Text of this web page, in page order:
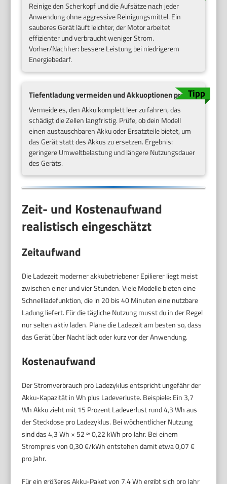
Reinige den Scherkopf und die Aufsätze nach jeder
Anwendung ohne aggressive Reinigungsmittel. Ein
sauberes Gerät läuft leichter, der Motor arbeitet
effizienter und verbraucht weniger Strom.
Vorher/Nachher: bessere Leistung bei niedrigerem
Energiebedarf.
Tiefentladung vermeiden und Akkuoptionen prüfen
Vermeide es, den Akku komplett leer zu fahren, das
schädigt die Zellen langfristig. Prüfe, ob dein Modell
einen austauschbaren Akku oder Ersatzteile bietet, um
das Gerät statt des Akkus zu ersetzen. Ergebnis:
geringere Umweltbelastung und längere Nutzungsdauer
des Geräts.
Zeit- und Kostenaufwand
realistisch eingeschätzt
Zeitaufwand
Die Ladezeit moderner akkubetriebener Epilierer liegt meist
zwischen einer und vier Stunden. Viele Modelle bieten eine
Schnellladefunktion, die in 20 bis 40 Minuten eine nutzbare
Ladung liefert. Für die tägliche Nutzung musst du in der Regel
nur selten aktiv laden. Plane die Ladezeit am besten so, dass
das Gerät über Nacht lädt oder kurz vor der Anwendung.
Kostenaufwand
Der Stromverbrauch pro Ladezyklus entspricht ungefähr der
Akku-Kapazität in Wh plus Ladeverluste. Beispiele: Ein 3,7
Wh Akku zieht mit 15 Prozent Ladeverlust rund 4,3 Wh aus
der Steckdose pro Ladezyklus. Bei wöchentlicher Nutzung
sind das 4,3 Wh × 52 ≈ 0,22 kWh pro Jahr. Bei einem
Strompreis von 0,30 €/kWh entstehen damit etwa 0,07 €
pro Jahr.
Für ein größeres Akku-Paket von 7,4 Wh ergibt sich pro Jahr